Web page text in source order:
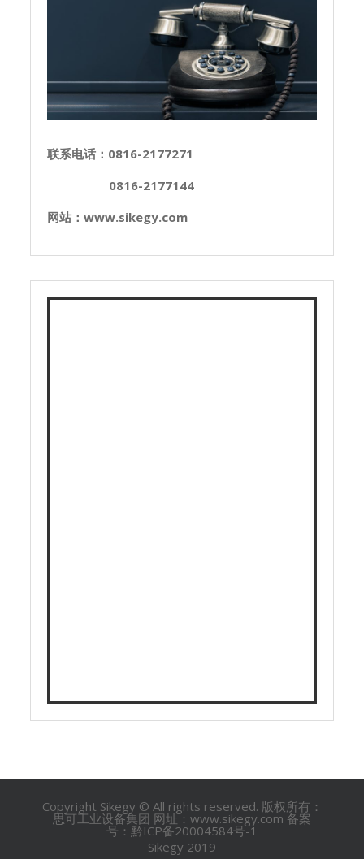
联系电话：0816-2177271
0816-2177144
网站：www.sikegy.com
Copyright Sikegy © All rights reserved. 版权所有：
思可工业设备集团 网址：www.sikegy.com 备案
号：黔ICP备20004584号-1
Sikegy 2019